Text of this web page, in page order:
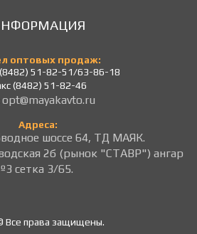
оптовых продаж:
51-82-51/63-86-18
(8482) 51-82-46
opt@mayakavto.ru
Адреса:
шоссе 64, ТД МАЯК.
2б (рынок "СТАВР") ангар
сетка 3/65.
Все права защищены.